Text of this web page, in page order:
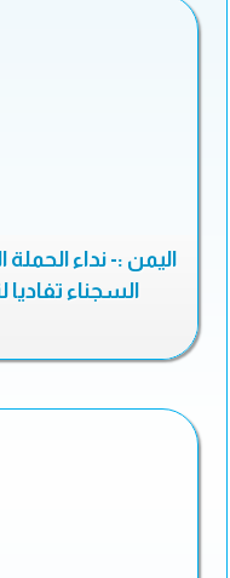
اليمن :- نداء
السجناء